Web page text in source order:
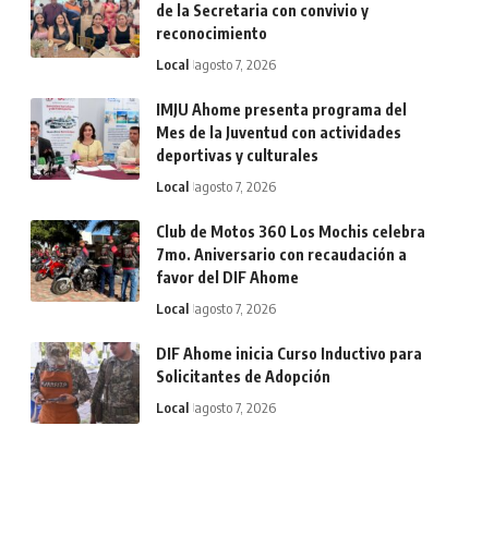
de la Secretaria con convivio y
reconocimiento
Local agosto 7, 2026
IMJU Ahome presenta programa del
Mes de la Juventud con actividades
deportivas y culturales
Local agosto 7, 2026
Club de Motos 360 Los Mochis celebra
7mo. Aniversario con recaudación a
favor del DIF Ahome
Local agosto 7, 2026
DIF Ahome inicia Curso Inductivo para
Solicitantes de Adopción
Local agosto 7, 2026